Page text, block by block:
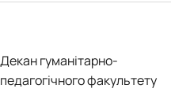
Декан гуманітарно-
педагогічного факультету